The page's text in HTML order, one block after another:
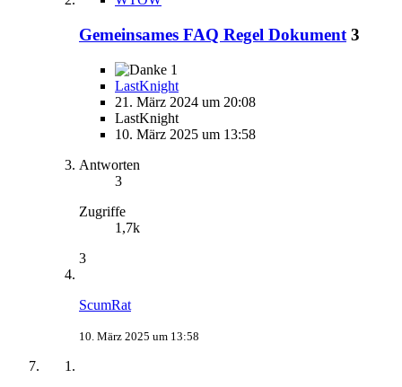
Gemeinsames FAQ Regel Dokument 3
1
LastKnight
21. März 2024 um 20:08
LastKnight
10. März 2025 um 13:58
Antworten
3
Zugriffe
1,7k
3
ScumRat
10. März 2025 um 13:58